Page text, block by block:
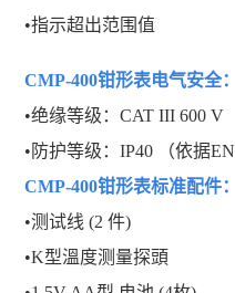
•指示超出范围值
CMP-400钳形表电气安全：
•绝缘等级：CAT III 600 V
•防护等级：IP40 （依据EN
CMP-400钳形表标准配件：
•测试线 (2 件)
•K型溫度测量探頭